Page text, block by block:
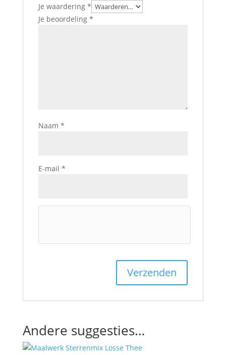
Je waardering *
Je beoordeling *
Naam *
E-mail *
Andere suggesties…